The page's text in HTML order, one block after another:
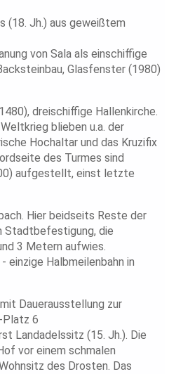
(18. Jh.) aus geweißtem
von Sala als einschiffige
Glasfenster (1980)
dreischiffige Hallenkirche.
blieben u.a. der
Hochaltar und das Kruzifix
des Turmes sind
aufgestellt, einst letzte
Hier beidseits Reste der
Stadtbefestigung, die
3 Metern aufwies.
einzige Halbmeilenbahn in
Dauerausstellung zur
Platz 6
Landadelssitz (15. Jh.). Die
vor einem schmalen
des Drosten. Das